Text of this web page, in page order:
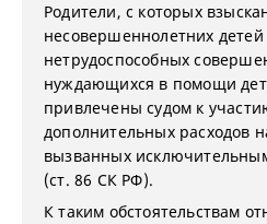
Родители, с которых
несовершеннолетних
нетрудоспособных
нуждающихся в помощи
привлечены судом к
дополнительных расходов
вызванных
(ст. 86 СК РФ).
К таким обстоятельствам